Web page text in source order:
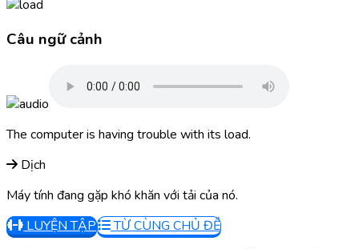
Câu ngữ cảnh
The computer is having trouble with its load.
Dịch
Máy tính đang gặp khó khăn với tải của nó.
LUYỆN TẬP
TỪ CÙNG CHỦ ĐỀ